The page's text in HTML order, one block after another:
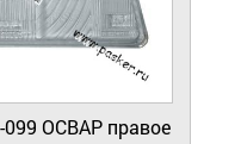
ОСВАР правое